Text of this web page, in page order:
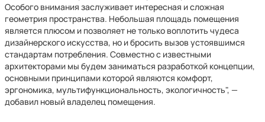
Особого внимания заслуживает интересная и сложная
геометрия пространства. Небольшая площадь помещения
является плюсом и позволяет не только воплотить чудеса
дизайнерского искусства, но и бросить вызов устоявшимся
стандартам потребления. Совместно с известными
архитекторами мы будем заниматься разработкой концепции,
основными принципами которой являются комфорт,
эргономика, мультифункциональность, экологичность", —
добавил новый владелец помещения.